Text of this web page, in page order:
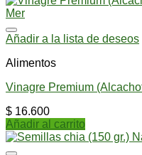
Añadir a la lista de deseos
Alimentos
Vinagre Premium
$ 16.600
Añadir al carrito